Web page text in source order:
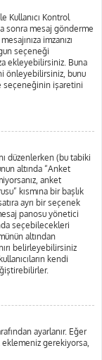
Kullanıcı Kontrol
sonra mesaj gönderme
imzanızı
seçeneği
ekleyebilirsiniz. Buna
önleyebilirsiniz, bunu
seçeneğinin işaretini
düzenlerken (bu tabiki
altında “Anket
anket
kısmına bir başlık
ayrı bir seçenek
panosu yönetici
seçebilecekleri
altından
belirleyebilirsiniz
kendi
ayarlanır. Eğer
gerekiyorsa,